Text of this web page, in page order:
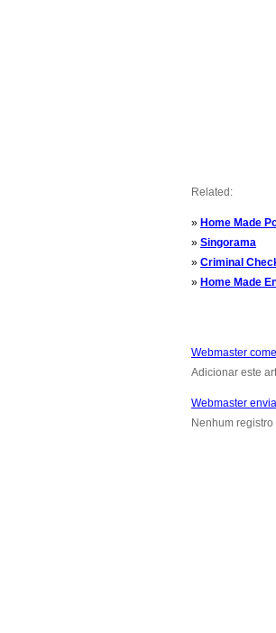
Related:
» Home Made
» Singorama
» Criminal
» Home Made
Webmaster
Adicionar este
Webmaster
Nenhum